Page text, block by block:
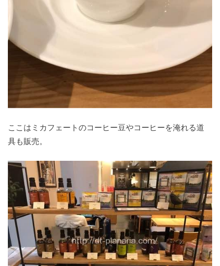
ここはミカフェートのコーヒー豆やコーヒーを淹れる道
具も販売。